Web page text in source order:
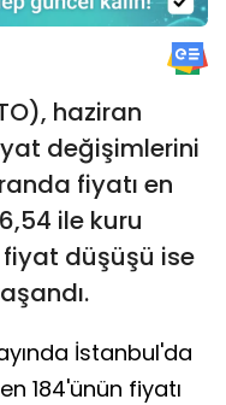
haziran
değişimlerini
fiyatı en
ile kuru
düşüşü ise
İstanbul'da
184'ünün fiyatı